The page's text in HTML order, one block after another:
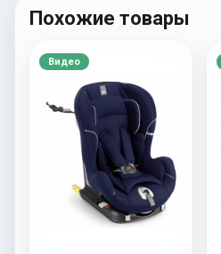
Похожие товары
Видео